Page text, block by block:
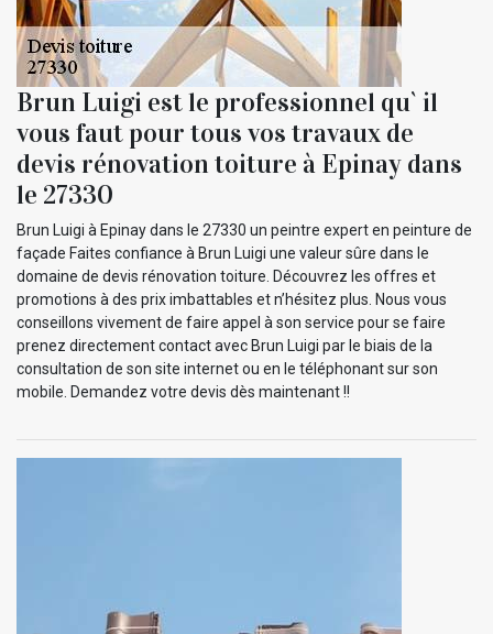
Brun Luigi est le professionnel qu` il
vous faut pour tous vos travaux de
devis rénovation toiture à Epinay dans
le 27330
Brun Luigi à Epinay dans le 27330 un peintre expert en peinture de
façade Faites confiance à Brun Luigi une valeur sûre dans le
domaine de devis rénovation toiture. Découvrez les offres et
promotions à des prix imbattables et n’hésitez plus. Nous vous
conseillons vivement de faire appel à son service pour se faire
prenez directement contact avec Brun Luigi par le biais de la
consultation de son site internet ou en le téléphonant sur son
mobile. Demandez votre devis dès maintenant !!